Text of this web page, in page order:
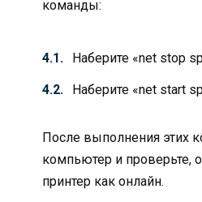
команды:
Наберите «net stop
Наберите «net start
После выполнения этих
компьютер и проверьте,
принтер как онлайн.